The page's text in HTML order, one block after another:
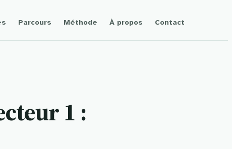
Parcours Méthode À propos Contact
1 :